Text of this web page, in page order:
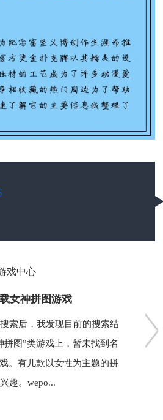
戏中心
女神拼图游戏
索后，我发现目前的搜索结
拼图”类游戏上，暂未找到名
。有几款以女性为主题的拼
趣。wepo...